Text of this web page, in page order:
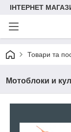
ІНТЕРНЕТ
Товари та
Мотоблоки и